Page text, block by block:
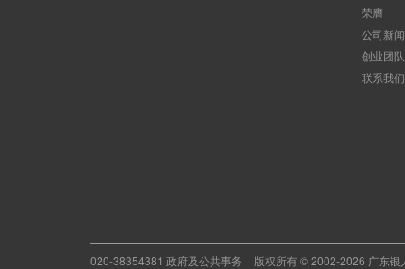
荣膺
公司新
创业团队
联系我们
020-38354381 政府及公共事务 版权所有 © 2002-2026 广东银